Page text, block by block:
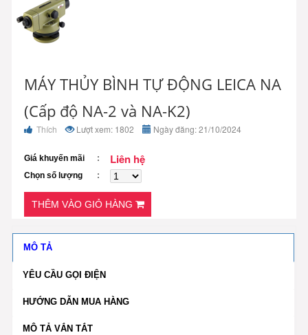
MÁY THỦY BÌNH TỰ ĐỘNG LEICA NA
(Cấp độ NA-2 và NA-K2)
Thích Lượt xem: 1802 Ngày đăng: 21/10/2024
Giá khuyến mãi Liên hệ
Chọn số lượng
THÊM VÀO GIỎ HÀNG
MÔ TẢ
YÊU CẦU GỌI ĐIỆN
HƯỚNG DẪN MUA HÀNG
MÔ TẢ VẮN TẮT